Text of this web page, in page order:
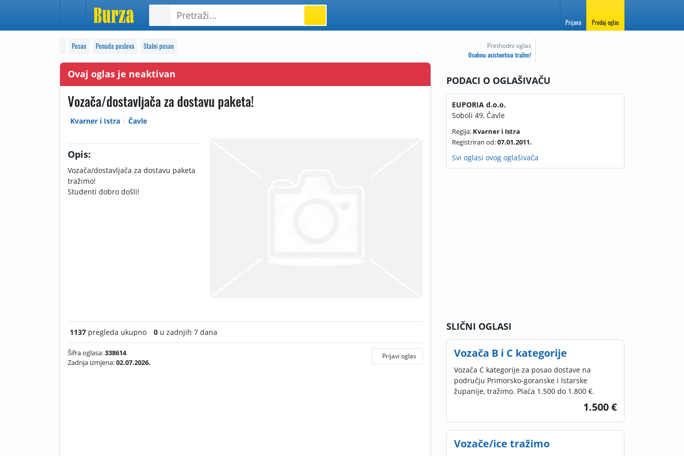
Prijava Predaj oglas
Posao Ponuda poslova Stalni posao
Ovaj oglas je neaktivan
Vozača/dostavljača za dostavu paketa!
Kvarner i Istra Čavle
Opis:
Vozača/dostavljača za dostavu paketa
tražimo!
Studenti dobro došli!
1137 pregleda ukupno 0 u zadnjih 7 dana
Šifra oglasa:338614
Zadnja izmjena:02.07.2026.
Prijavi oglas
Prethodni oglas
Osobnu asistenticu tražim!
PODACI O OGLAŠIVAČU
EUPORIA d.o.o.
Soboli 49, Čavle
Regija: Kvarner i Istra
Registriran od:07.01.2011.
Svi oglasi ovog oglašivača
SLIČNI OGLASI
Vozača B i C kategorije
Vozača C kategorije za posao dostave na
području Primorsko-goranske i Istarske
županije, tražimo. Plaća 1.500 do 1.800 €.
1.500 €
Vozače/ice tražimo